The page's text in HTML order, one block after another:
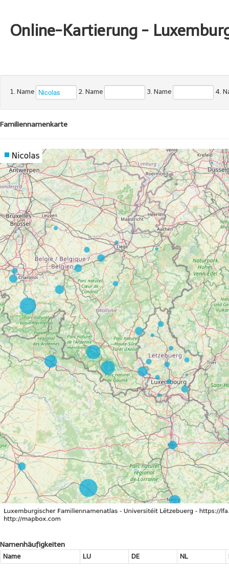
Online-Kartierung -
1. Name 2. Name 3. Name 4.
Familiennamenkarte
Namenhäufigkeiten
Name LU DE NL